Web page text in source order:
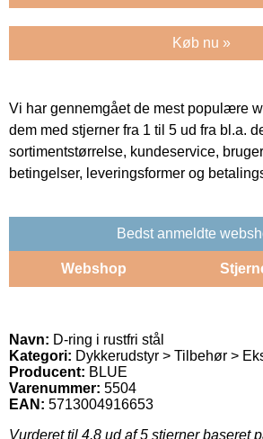
Køb nu »
Vi har gennemgået de mest populære
dem med stjerner fra 1 til 5 ud fra bl.a.
sortimentstørrelse, kundeservice,
betingelser, leveringsformer og
Bedst anmeldte
Webshop
Navn: D-ring i rustfri stål
Kategori: Dykkerudstyr > Tilbehør >
Producent: BLUE
Varenummer: 5504
EAN: 5713004916653
Vurderet til 4.8 ud af 5 stjerner baseret